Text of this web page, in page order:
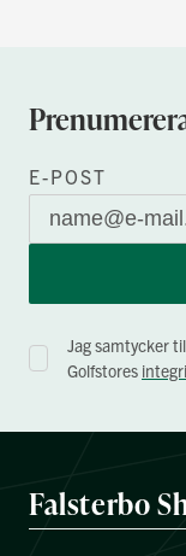
E-POST
Jag samtycker
Golfstores
Falsterbo